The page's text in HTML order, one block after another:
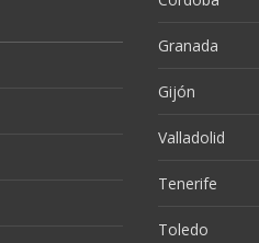
Granada
Gijón
Valladolid
Tenerife
Toledo